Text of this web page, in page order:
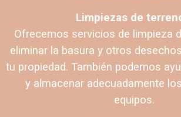
Limpiezas de
Ofrecemos servicios de limpieza
eliminar la basura y otros
tu propiedad. También podemos
y almacenar adecuadamente
equipos.